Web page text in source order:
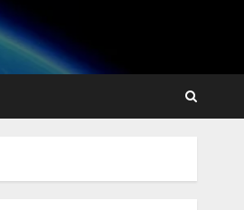
lmessage、MCP接続機能を
強化し、AIから設定操作で
きる機能を拡充
は26.8％。AI導入企業の